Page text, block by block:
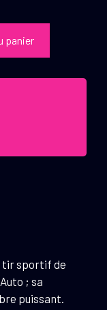
panier
tir sportif de
; sa
puissant.